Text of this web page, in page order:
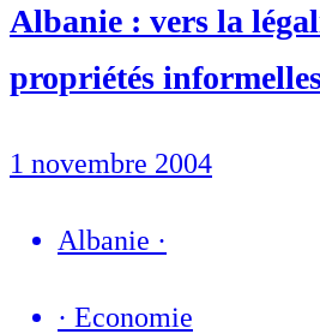
Albanie : vers la
propriétés
1 novembre 2004
Albanie ·
· Economie